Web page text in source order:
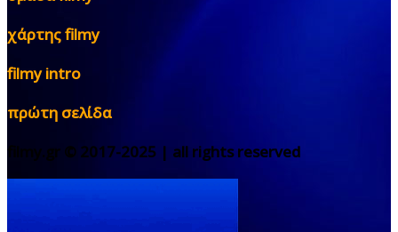
χάρτης filmy
filmy intro
πρώτη σελίδα
filmy.gr © 2017-2025 | all rights reserved